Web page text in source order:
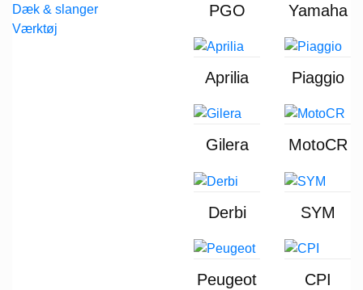
Dæk & slanger
Værktøj
PGO Yamaha
Aprilia Piaggio
Gilera MotoCR
Derbi SYM
Peugeot CPI